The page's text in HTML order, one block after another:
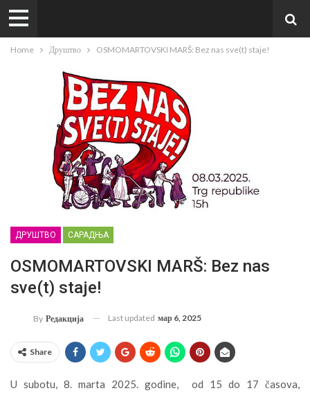
Home Друштво OSMOMARTOVSKI MARŠ: Bez nas sve(t) staje!
ДРУШТВО САРАДЊА
OSMOMARTOVSKI MARŠ: Bez nas
sve(t) staje!
By Редакција Last updated мар 6, 2025
Share
U subotu, 8. marta 2025. godine, od 15 do 17 časova,